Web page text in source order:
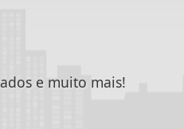
e muito mais!